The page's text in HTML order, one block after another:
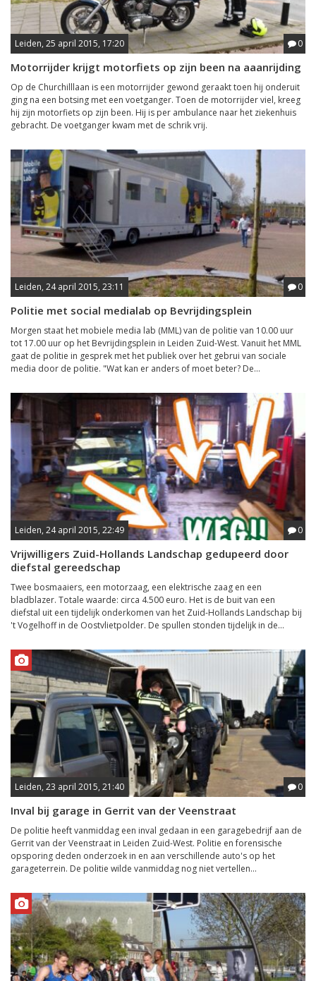
Leiden, 25 april 2015, 17:20 0
Motorrijder krijgt motorfiets op zijn been na aaanrijding
Op de Churchilllaan is een motorrijder gewond geraakt toen hij onderuit
ging na een botsing met een voetganger. Toen de motorrijder viel, kreeg
hij zijn motorfiets op zijn been. Hij is per ambulance naar het ziekenhuis
gebracht. De voetganger kwam met de schrik vrij.
Leiden, 24 april 2015, 23:11 0
Politie met social medialab op Bevrijdingsplein
Morgen staat het mobiele media lab (MML) van de politie van 10.00 uur
tot 17.00 uur op het Bevrijdingsplein in Leiden Zuid-West. Vanuit het MML
gaat de politie in gesprek met het publiek over het gebrui van sociale
media door de politie. "Wat kan er anders of moet beter? De...
Leiden, 24 april 2015, 22:49 0
Vrijwilligers Zuid-Hollands Landschap gedupeerd door
diefstal gereedschap
Twee bosmaaiers, een motorzaag, een elektrische zaag en een
bladblazer. Totale waarde: circa 4.500 euro. Het is de buit van een
diefstal uit een tijdelijk onderkomen van het Zuid-Hollands Landschap bij
't Vogelhoff in de Oostvlietpolder. De spullen stonden tijdelijk in de...
Leiden, 23 april 2015, 21:40 0
Inval bij garage in Gerrit van der Veenstraat
De politie heeft vanmiddag een inval gedaan in een garagebedrijf aan de
Gerrit van der Veenstraat in Leiden Zuid-West. Politie en forensische
opsporing deden onderzoek in en aan verschillende auto's op het
garageterrein. De politie wilde vanmiddag nog niet vertellen...